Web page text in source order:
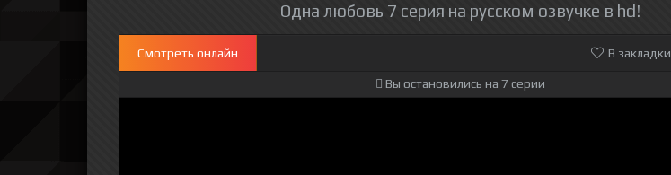
Одна любовь 7 серия на русском озвучке в hd!
Смотреть онлайн В закладки
Вы остановились на 7 серии